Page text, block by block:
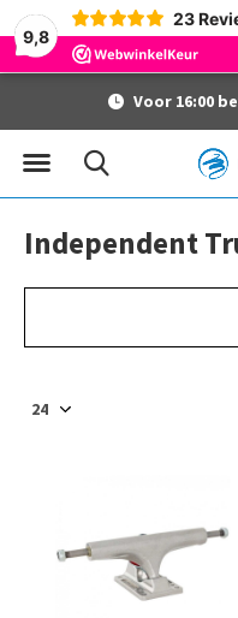
9,8
23
Voor 16:00
Independent